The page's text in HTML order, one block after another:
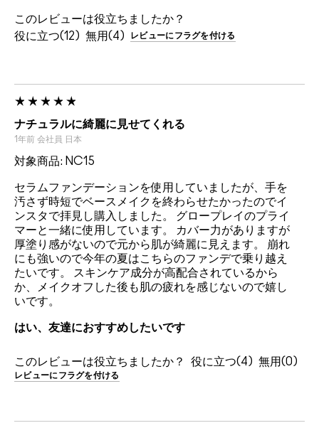
このレビューは役立ちましたか？
12
4 レビューにフラグを付ける
ナチュラルに綺麗に見せてくれる
1年前 会社員 日本
対象商品: NC15
セラムファンデーションを使用していましたが、手を
汚さず時短でベースメイクを終わらせたかったのでイ
ンスタで拝見し購入しました。 グロープレイのプライ
マーと一緒に使用しています。 カバー力がありますが
厚塗り感がないので元から肌が綺麗に見えます。 崩れ
にも強いので今年の夏はこちらのファンデで乗り越え
たいです。 スキンケア成分が高配合されているから
か、メイクオフした後も肌の疲れを感じないので嬉し
いです。
はい、友達におすすめしたいです
このレビューは役立ちましたか？ 4 0
レビューにフラグを付ける